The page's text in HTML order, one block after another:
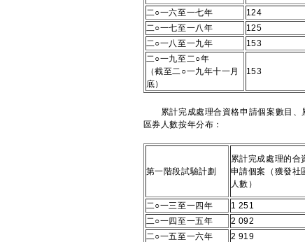
二○一六至一七年
124
二○一七至一八年
125
二○一八至一九年
153
二○一九至二○年
（截至二○一九年十一月
底）
153
累計完成處理合資格申請個案數目、
區券人數按年分布：
第一階段試驗計劃
累計完成處理的合
申請個案（獲發社
人數）
二○一三至一四年 1 251
二○一四至一五年
2 092
二○一五至一六年
2 919